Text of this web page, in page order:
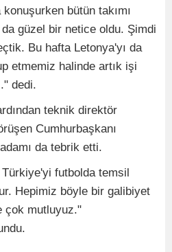
bütün takımı
güzel bir netice oldu. Şimdi
Bu hafta Letonya'yı da
etmemiz halinde artık işi
dedi.
teknik direktör
Cumhurbaşkanı
da tebrik etti.
futbolda temsil
Hepimiz böyle bir galibiyet
çok mutluyuz."